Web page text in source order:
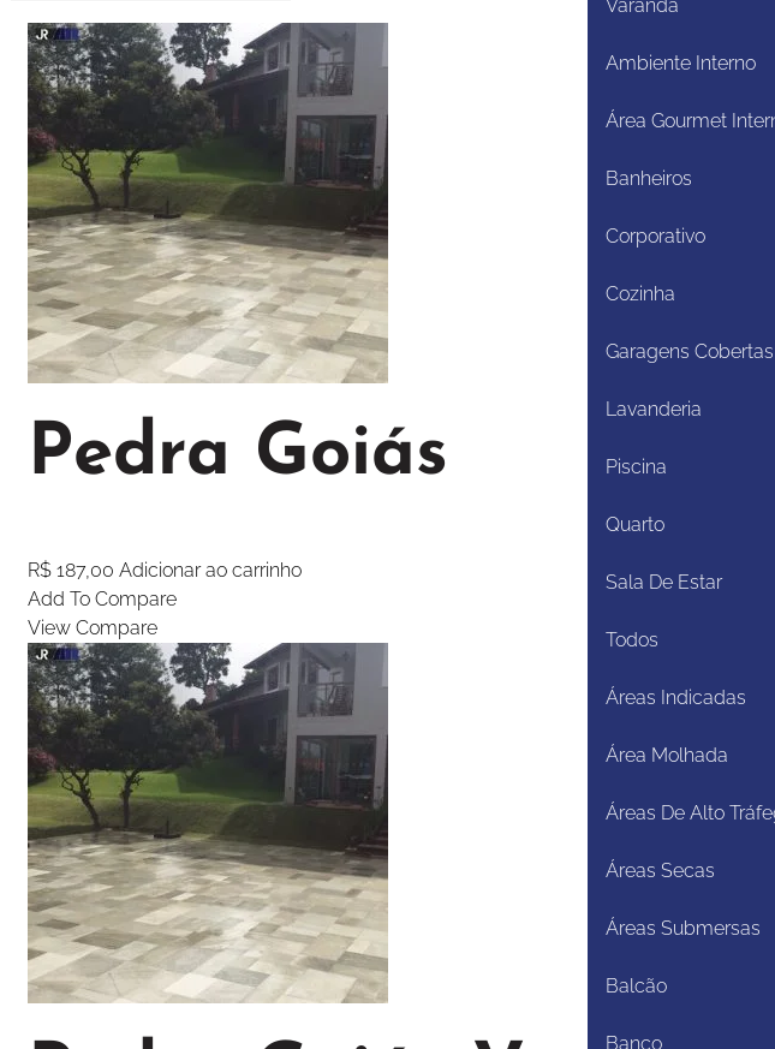
Varanda
Ambiente Interno
Área Gourmet
Banheiros
Corporativo
Cozinha
Garagens Cobertas
Lavanderia
Piscina
Quarto
Sala De Estar
Todos
Áreas Indicadas
Área Molhada
Áreas De Alto
Áreas Secas
Áreas Submersas
Balcão
Banco
Pedra Goiás
R$ 187,00 Adicionar ao carrinho
Add To Compare
View Compare